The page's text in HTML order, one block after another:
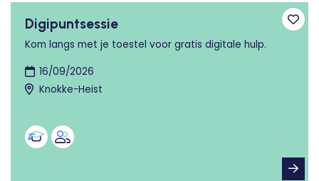
Digipuntsessie
Kom langs met je toestel voor gratis digitale hulp.
16/09/2026
Knokke-Heist